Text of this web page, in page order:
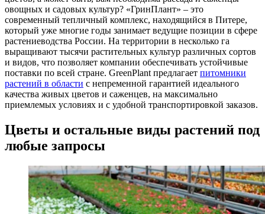
овощных и садовых культур? «ГринПлант» – это
современный тепличный комплекс, находящийся в Питере,
который уже многие годы занимает ведущие позиции в сфере
растениеводства России. На территории в несколько га
выращивают тысячи растительных культур различных сортов
и видов, что позволяет компании обеспечивать устойчивые
поставки по всей стране. GreenPlant предлагает питомники
растений в области с непременной гарантией идеального
качества живых цветов и саженцев, на максимально
приемлемых условиях и с удобной транспортировкой заказов.
Цветы и остальные виды растений под
любые запросы